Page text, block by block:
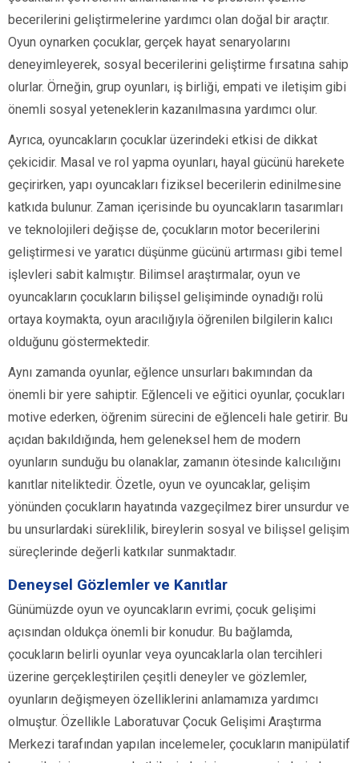
becerilerini geliştirmelerine yardımcı olan doğal bir araçtır.
Oyun oynarken çocuklar, gerçek hayat senaryolarını
deneyimleyerek, sosyal becerilerini geliştirme fırsatına sahip
olurlar. Örneğin, grup oyunları, iş birliği, empati ve iletişim gibi
önemli sosyal yeteneklerin kazanılmasına yardımcı olur.
Ayrıca, oyuncakların çocuklar üzerindeki etkisi de dikkat
çekicidir. Masal ve rol yapma oyunları, hayal gücünü harekete
geçirirken, yapı oyuncakları fiziksel becerilerin edinilmesine
katkıda bulunur. Zaman içerisinde bu oyuncakların tasarımları
ve teknolojileri değişse de, çocukların motor becerilerini
geliştirmesi ve yaratıcı düşünme gücünü artırması gibi temel
işlevleri sabit kalmıştır. Bilimsel araştırmalar, oyun ve
oyuncakların çocukların bilişsel gelişiminde oynadığı rolü
ortaya koymakta, oyun aracılığıyla öğrenilen bilgilerin kalıcı
olduğunu göstermektedir.
Aynı zamanda oyunlar, eğlence unsurları bakımından da
önemli bir yere sahiptir. Eğlenceli ve eğitici oyunlar, çocukları
motive ederken, öğrenim sürecini de eğlenceli hale getirir. Bu
açıdan bakıldığında, hem geleneksel hem de modern
oyunların sunduğu bu olanaklar, zamanın ötesinde kalıcılığını
kanıtlar niteliktedir. Özetle, oyun ve oyuncaklar, gelişim
yönünden çocukların hayatında vazgeçilmez birer unsurdur ve
bu unsurlardaki süreklilik, bireylerin sosyal ve bilişsel gelişim
süreçlerinde değerli katkılar sunmaktadır.
Deneysel Gözlemler ve Kanıtlar
Günümüzde oyun ve oyuncakların evrimi, çocuk gelişimi
açısından oldukça önemli bir konudur. Bu bağlamda,
çocukların belirli oyunlar veya oyuncaklarla olan tercihleri
üzerine gerçekleştirilen çeşitli deneyler ve gözlemler,
oyunların değişmeyen özelliklerini anlamamıza yardımcı
olmuştur. Özellikle Laboratuvar Çocuk Gelişimi Araştırma
Merkezi tarafından yapılan incelemeler, çocukların manipülatif